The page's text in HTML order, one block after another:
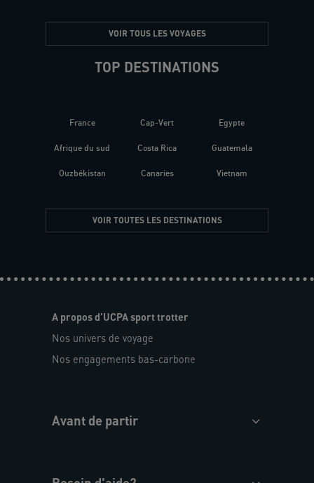
VOIR TOUS LES VOYAGES
TOP DESTINATIONS
France
Afrique du sud
Ouzbékistan
Cap-Vert
Costa Rica
Canaries
Egypte
Guatemala
Vietnam
VOIR TOUTES LES DESTINATIONS
A propos d'UCPA sport trotter
Nos univers de voyage
Nos engagements bas-carbone
Avant de partir